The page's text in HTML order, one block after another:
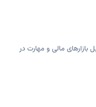
مالی و مهارت در